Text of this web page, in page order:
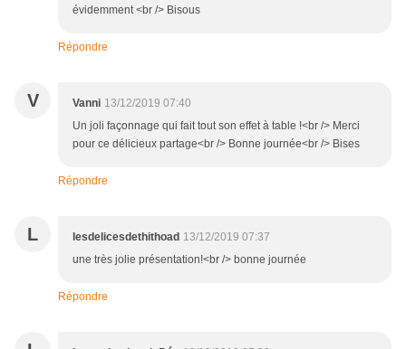
évidemment <br /> Bisous
Répondre
V Vanni 13/12/2019 07:40
Un joli façonnage qui fait tout son effet à table !<br /> Merci
pour ce délicieux partage<br /> Bonne journée<br /> Bises
Répondre
L lesdelicesdethithoad 13/12/2019 07:37
une très jolie présentation!<br /> bonne journée
Répondre